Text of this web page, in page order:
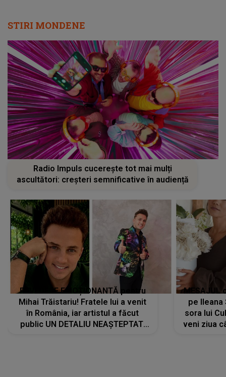
STIRI MONDENE
Radio Impuls cucerește tot mai mulți
ascultători: creșteri semnificative în audiență
REVEDERE EMOȚIONANTĂ pentru
Mihai Trăistariu! Fratele lui a venit
în România, iar artistul a făcut
public UN DETALIU NEAȘTEPTAT:
MESAJUL
pe Ileana
sora lui
veni ziua